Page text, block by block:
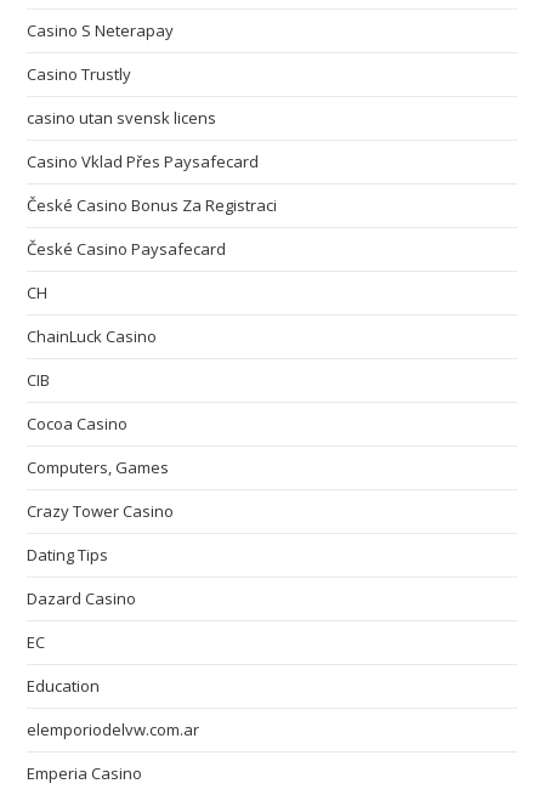
Casino S Neterapay
Casino Trustly
casino utan svensk licens
Casino Vklad Přes Paysafecard
České Casino Bonus Za Registraci
České Casino Paysafecard
CH
ChainLuck Casino
CIB
Cocoa Casino
Computers, Games
Crazy Tower Сasino
Dating Tips
Dazard Casino
EC
Education
elemporiodelvw.com.ar
Emperia Casino